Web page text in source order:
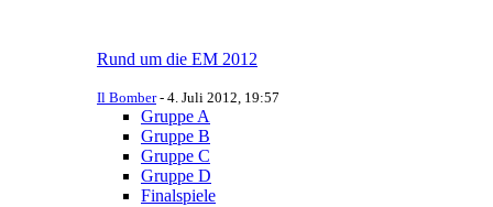
Rund um die EM 2012
Il Bomber- 4. Juli 2012, 19:57
Gruppe A
Gruppe B
Gruppe C
Gruppe D
Finalspiele